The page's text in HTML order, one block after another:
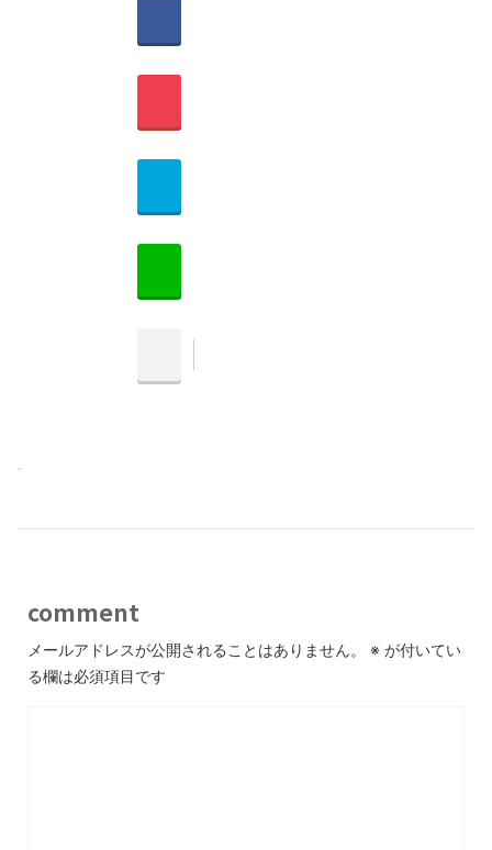
-
comment
メールアドレスが公開されることはありません。 ※ が付いてい
る欄は必須項目です